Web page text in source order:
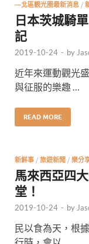
—北區觀光圈最新消息 /
日本茨城騎
記
2019-10-24 - by
近年來運動觀光
與征服的樂趣 …
READ MORE
新鮮事 / 旅遊新聞 / 樂分
馬來西亞四
堂！
2019-10-24 - by
民以食為天，根